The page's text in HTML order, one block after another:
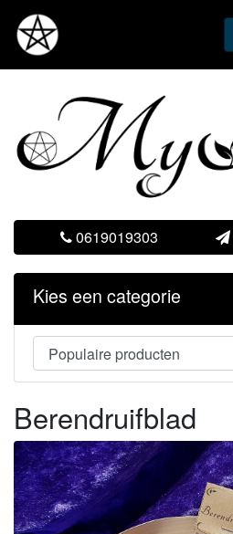
0619019303
Kies een categorie
Berendruifblad